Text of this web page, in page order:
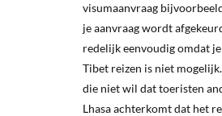
visumaanvraag
je aanvraag wordt
redelijk eenvoudig omdat
Tibet reizen is niet
die niet wil dat toeristen
Lhasa achterkomt dat het